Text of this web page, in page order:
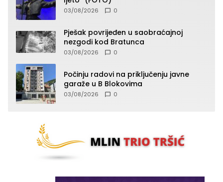
03/08/2026 0
Pješak povrijeđen u saobraćajnoj
nezgodi kod Bratunca
03/08/2026 0
Počinju radovi na priključenju javne
garaže u B Blokovima
03/08/2026 0